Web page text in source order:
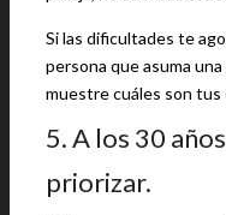
Si las dificultades te
persona que asuma
muestre cuáles son
5. A los 30
priorizar.